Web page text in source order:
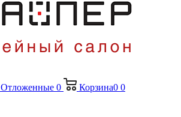
Отложенные 0 Корзина0 0